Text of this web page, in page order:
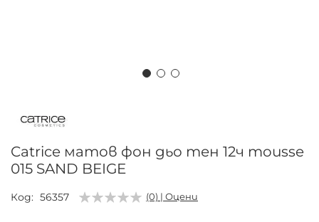
началото
галерия
със
снимки
Catrice матов фон дьо тен 12ч mousse
015 SAND BEIGE
Код 56357 (0) | Оцени